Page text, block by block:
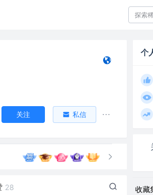
关注 私信
28
个
收藏